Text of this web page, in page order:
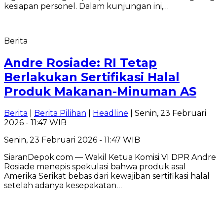
kesiapan personel. Dalam kunjungan ini,…
Berita
Andre Rosiade: RI Tetap
Berlakukan Sertifikasi Halal
Produk Makanan-Minuman AS
Berita Berita Pilihan Headline | Senin, 23 Februari
2026 - 11:47 WIB
Senin, 23 Februari 2026 - 11:47 WIB
SiaranDepok.com — Wakil Ketua Komisi VI DPR Andre
Rosiade menepis spekulasi bahwa produk asal
Amerika Serikat bebas dari kewajiban sertifikasi halal
setelah adanya kesepakatan…